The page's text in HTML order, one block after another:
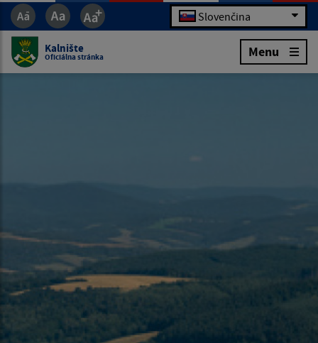
Slovenčina
Kalnište
Oficiálna stránka Menu